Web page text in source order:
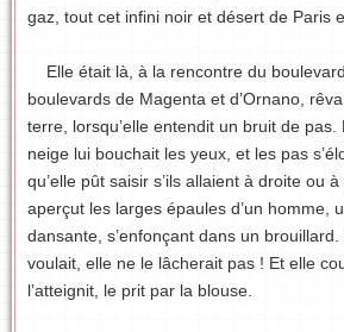
gaz, tout cet infini noir et désert de Paris
Elle était là, à la rencontre du
boulevards de Magenta et d’Ornano,
terre, lorsqu’elle entendit un bruit de pas.
neige lui bouchait les yeux, et les pas
qu’elle pût saisir s’ils allaient à droite ou
aperçut les larges épaules d’un homme,
dansante, s’enfonçant dans un
voulait, elle ne le lâcherait pas ! Et elle
l’atteignit, le prit par la blouse.